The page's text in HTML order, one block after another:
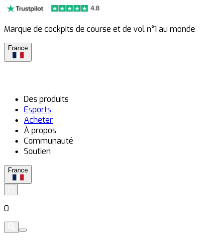
Marque de cockpits de course et de vol n°1 au monde
France
Des produits
Esports
Acheter
À propos
Communauté
Soutien
France
0